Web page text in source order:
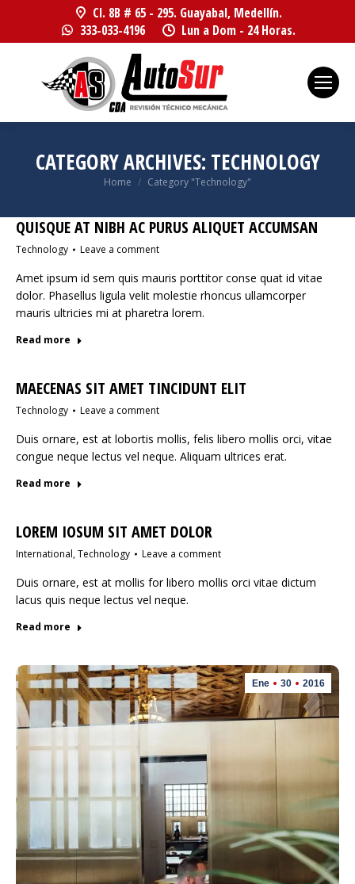
Cl. 8B # 65 - 295. Guayabal, Medellín.
333-033-4196
Lun a Dom - 24 Horas.
CATEGORY ARCHIVES: TECHNOLOGY
You are here:
Home Category "Technology"
QUISQUE AT NIBH AC PURUS ALIQUET ACCUMSAN
Technology Leave a comment
Amet ipsum id sem quis mauris porttitor conse quat id vitae
dolor. Phasellus ligula velit molestie rhoncus ullamcorper
mauris ultricies mi at pharetra lorem.
Read more
MAECENAS SIT AMET TINCIDUNT ELIT
Technology Leave a comment
Duis ornare, est at lobortis mollis, felis libero mollis orci, vitae
congue neque lectus vel neque. Aliquam ultrices erat.
Read more
LOREM IOSUM SIT AMET DOLOR
International,Technology Leave a comment
Duis ornare, est at mollis for libero mollis orci vitae dictum
lacus quis neque lectus vel neque.
Read more
Ene 30 2016